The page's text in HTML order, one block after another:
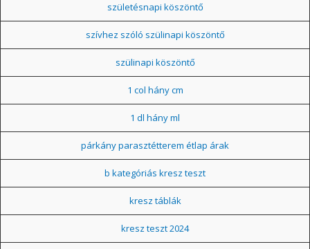
születésnapi köszöntő
szívhez szóló szülinapi köszöntő
szülinapi köszöntő
1 col hány cm
1 dl hány ml
párkány parasztétterem étlap árak
b kategóriás kresz teszt
kresz táblák
kresz teszt 2024